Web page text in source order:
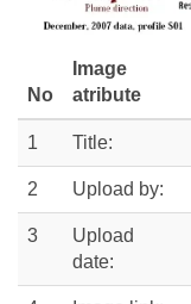
No
Image
atribute
1 Title:
2 Upload by:
3
Upload
date: